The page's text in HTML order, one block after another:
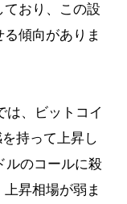
おり、この設
傾向がありま
は、ビットコイ
持って上昇し
ルのコールに殺
昇相場が弱ま